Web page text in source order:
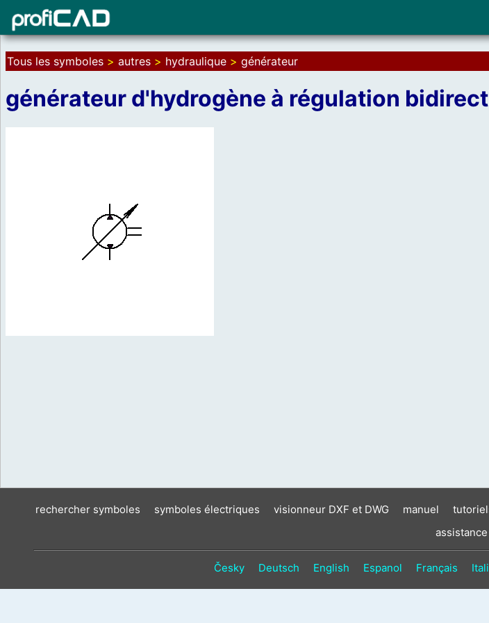
Tous les symboles > autres > hydraulique > générateur
générateur d'hydrogène à régulation
rechercher symboles symboles électriques visionneur DXF et DWG manuel
assistance
Česky Deutsch English Espanol Français